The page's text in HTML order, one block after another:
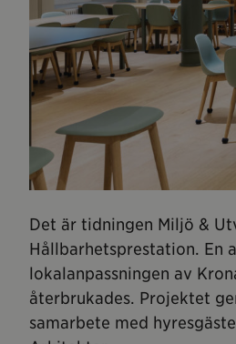
Det är tidningen Miljö &
Hållbarhetsprestation. En
lokalanpassningen av
återbrukades. Projektet
samarbete med